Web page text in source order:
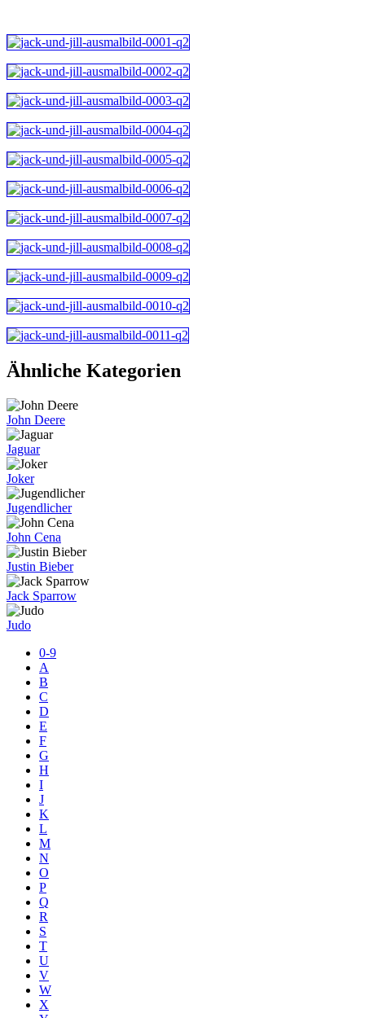
Ähnliche Kategorien
John Deere
Jaguar
Joker
Jugendlicher
John Cena
Justin Bieber
Jack Sparrow
Judo
0-9
A
B
C
D
E
F
G
H
I
J
K
L
M
N
O
P
Q
R
S
T
U
V
W
X